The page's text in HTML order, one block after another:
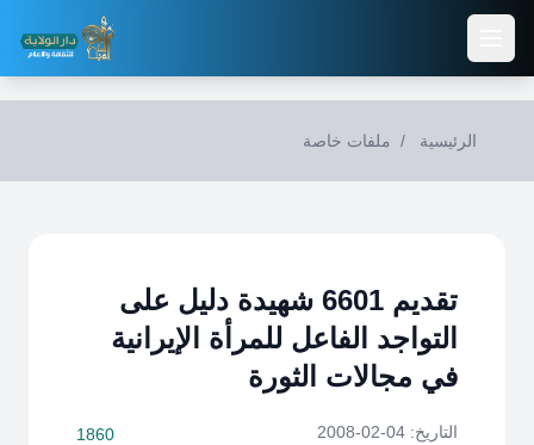
Skip to main content
الرئيسية / ملفات خاصة
تقديم 6601 شهيدة دليل على
التواجد الفاعل للمرأة الإيرانية
في مجالات الثورة
التاريخ: 04-02-2008 1860